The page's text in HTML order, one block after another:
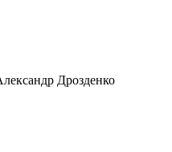
Дрозденко